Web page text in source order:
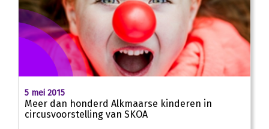
5 mei 2015
Meer dan honderd Alkmaarse kinderen in
circusvoorstelling van SKOA